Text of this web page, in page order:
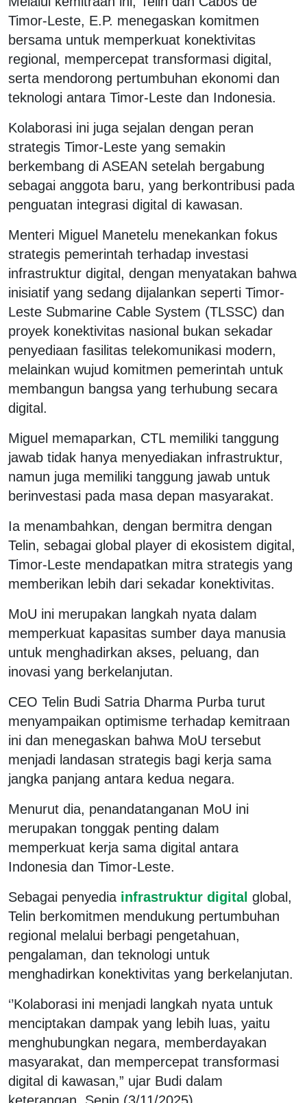
Timor-Leste, E.P. menegaskan komitmen
bersama untuk memperkuat konektivitas
regional, mempercepat transformasi digital,
serta mendorong pertumbuhan ekonomi dan
teknologi antara Timor-Leste dan Indonesia.
Kolaborasi ini juga sejalan dengan peran
strategis Timor-Leste yang semakin
berkembang di ASEAN setelah bergabung
sebagai anggota baru, yang berkontribusi pada
penguatan integrasi digital di kawasan.
Menteri Miguel Manetelu menekankan fokus
strategis pemerintah terhadap investasi
infrastruktur digital, dengan menyatakan bahwa
inisiatif yang sedang dijalankan seperti Timor-
Leste Submarine Cable System (TLSSC) dan
proyek konektivitas nasional bukan sekadar
penyediaan fasilitas telekomunikasi modern,
melainkan wujud komitmen pemerintah untuk
membangun bangsa yang terhubung secara
digital.
Miguel memaparkan, CTL memiliki tanggung
jawab tidak hanya menyediakan infrastruktur,
namun juga memiliki tanggung jawab untuk
berinvestasi pada masa depan masyarakat.
Ia menambahkan, dengan bermitra dengan
Telin, sebagai global player di ekosistem digital,
Timor-Leste mendapatkan mitra strategis yang
memberikan lebih dari sekadar konektivitas.
MoU ini merupakan langkah nyata dalam
memperkuat kapasitas sumber daya manusia
untuk menghadirkan akses, peluang, dan
inovasi yang berkelanjutan.
CEO Telin Budi Satria Dharma Purba turut
menyampaikan optimisme terhadap kemitraan
ini dan menegaskan bahwa MoU tersebut
menjadi landasan strategis bagi kerja sama
jangka panjang antara kedua negara.
Menurut dia, penandatanganan MoU ini
merupakan tonggak penting dalam
memperkuat kerja sama digital antara
Indonesia dan Timor-Leste.
Sebagai penyedia infrastruktur digital global,
Telin berkomitmen mendukung pertumbuhan
regional melalui berbagi pengetahuan,
pengalaman, dan teknologi untuk
menghadirkan konektivitas yang berkelanjutan.
‘’Kolaborasi ini menjadi langkah nyata untuk
menciptakan dampak yang lebih luas, yaitu
menghubungkan negara, memberdayakan
masyarakat, dan mempercepat transformasi
digital di kawasan,” ujar Budi dalam